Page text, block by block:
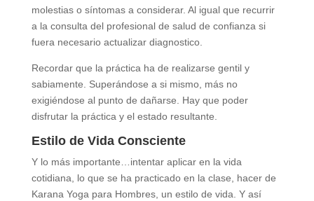
molestias o síntomas a considerar. Al igual que recurrir
a la consulta del profesional de salud de confianza si
fuera necesario actualizar diagnostico.
Recordar que la práctica ha de realizarse gentil y
sabiamente. Superándose a si mismo, más no
exigiéndose al punto de dañarse. Hay que poder
disfrutar la práctica y el estado resultante.
Estilo de Vida Consciente
Y lo más importante…intentar aplicar en la vida
cotidiana, lo que se ha practicado en la clase, hacer de
Karana Yoga para Hombres, un estilo de vida. Y así